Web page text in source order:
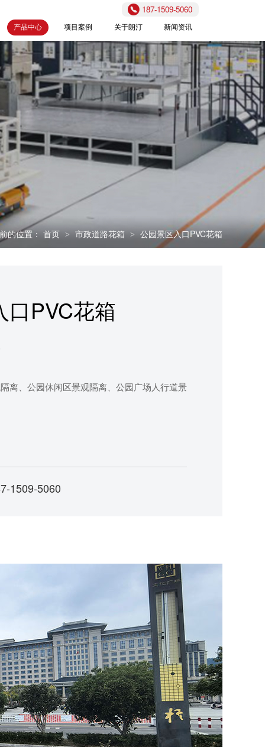
187-1509-5060
产品中心 项目案例 关于朗汀 新闻资讯
的位置： 首页 > 市政道路花箱 > 公园景区入口PVC花箱
口PVC花箱
离、公园休闲区景观隔离、公园广场人行道景
1509-5060